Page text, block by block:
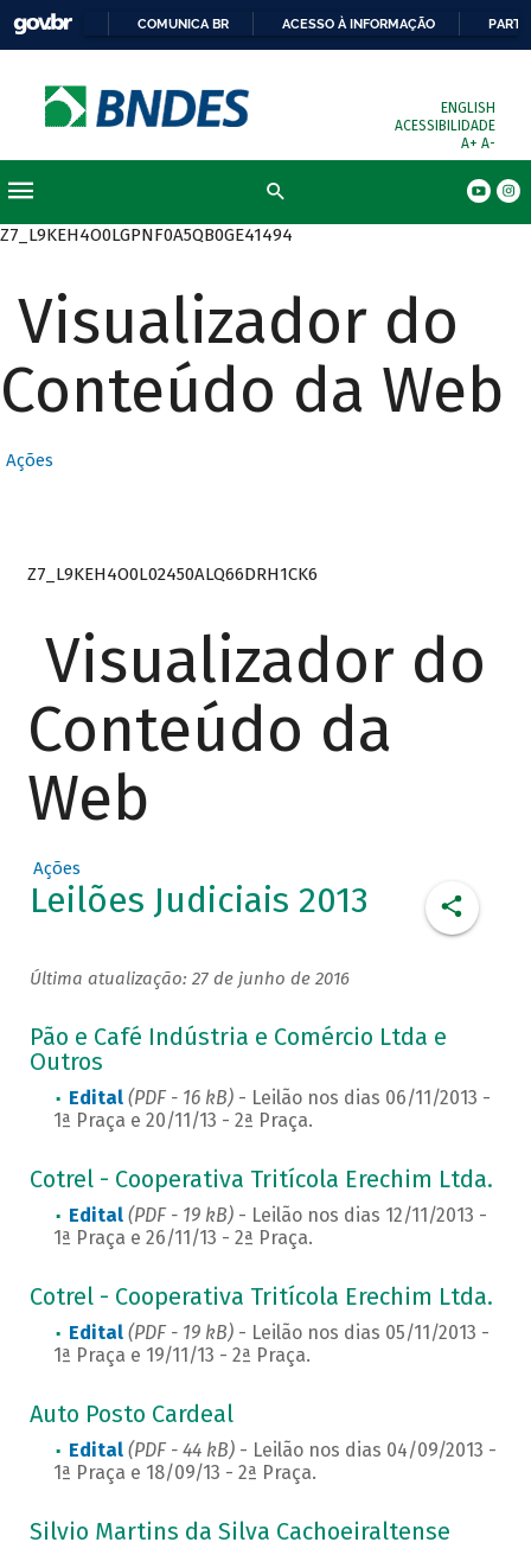
COMUNICA BR ACESSO À INFORMAÇÃO
ENGLISH
ACESSIBILIDADE
A+ A-
Z7_L9KEH4O0LGPNF0A5QB0GE41494
Visualizador do
Conteúdo da Web
Ações
Z7_L9KEH4O0L02450ALQ66DRH1CK6
Visualizador do
Conteúdo da
Web
Ações
Leilões Judiciais 2013
Última atualização: 27 de junho de 2016
Pão e Café Indústria e Comércio Ltda e
Outros
Edital (PDF - 16 kB) - Leilão nos dias 06/11/2013 -
1ª Praça e 20/11/13 - 2ª Praça.
Cotrel - Cooperativa Tritícola Erechim Ltda.
Edital (PDF - 19 kB) - Leilão nos dias 12/11/2013 -
1ª Praça e 26/11/13 - 2ª Praça.
Cotrel - Cooperativa Tritícola Erechim Ltda.
Edital (PDF - 19 kB) - Leilão nos dias 05/11/2013 -
1ª Praça e 19/11/13 - 2ª Praça.
Auto Posto Cardeal
Edital (PDF - 44 kB) - Leilão nos dias 04/09/2013 -
1ª Praça e 18/09/13 - 2ª Praça.
Silvio Martins da Silva Cachoeiraltense